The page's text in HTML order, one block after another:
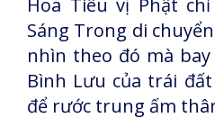
Hoa Tiêu vị Phật
Sáng Trong di
nhìn theo đó mà
Bình Lưu của trái
để rước trung ấm